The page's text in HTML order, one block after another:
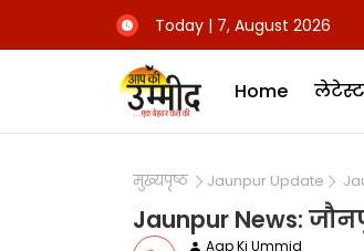
Today | 7, August 2026
Home
मुख्यपृष्ठ Jaunpur Update
Jaunpur News:
Aap Ki Ummid